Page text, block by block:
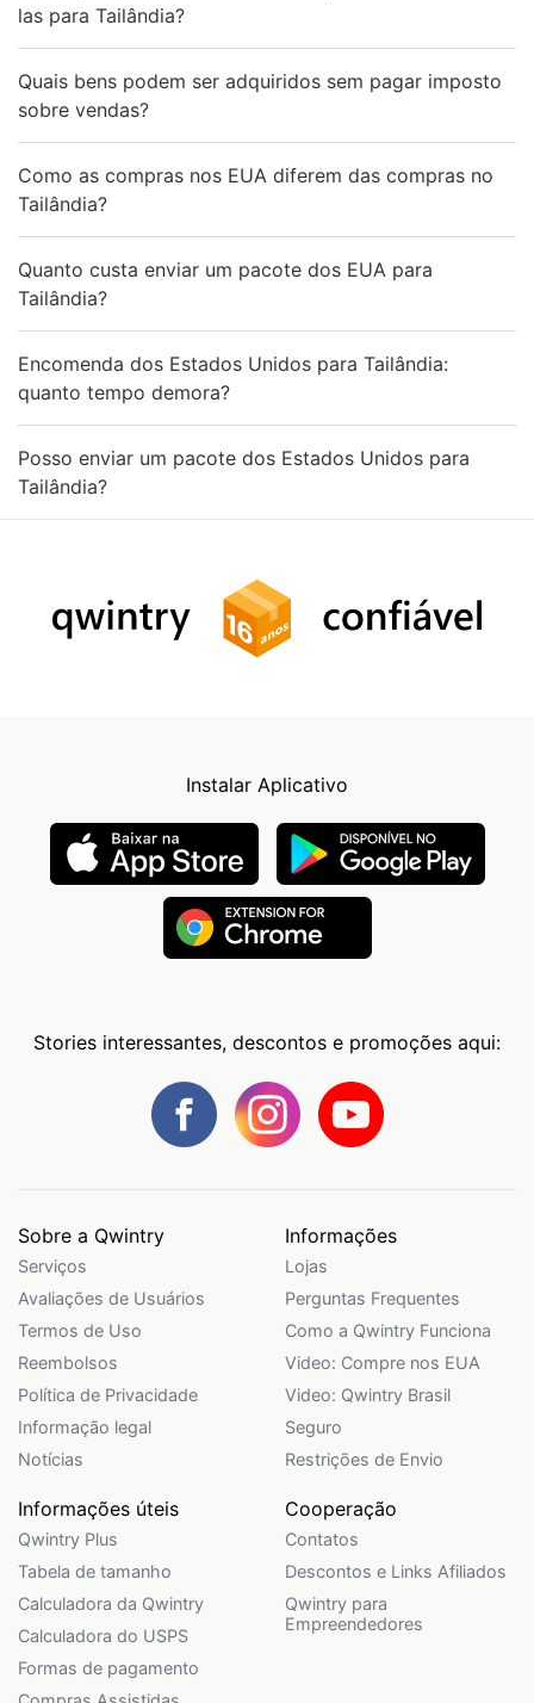
las para Tailândia?
Quais bens podem ser adquiridos sem pagar imposto
sobre vendas?
Como as compras nos EUA diferem das compras no
Tailândia?
Quanto custa enviar um pacote dos EUA para
Tailândia?
Encomenda dos Estados Unidos para Tailândia:
quanto tempo demora?
Posso enviar um pacote dos Estados Unidos para
Tailândia?
Instalar Aplicativo
Stories interessantes, descontos e promoções aqui:
Sobre a Qwintry
Serviços
Avaliações de Usuários
Termos de Uso
Reembolsos
Política de Privacidade
Informação legal
Notícias
Informações
Lojas
Perguntas Frequentes
Como a Qwintry Funciona
Video: Compre nos EUA
Video: Qwintry Brasil
Seguro
Restrições de Envio
Informações úteis
Qwintry Plus
Tabela de tamanho
Calculadora da Qwintry
Calculadora do USPS
Formas de pagamento
Cooperação
Contatos
Descontos e Links Afiliados
Qwintry para
Empreendedores